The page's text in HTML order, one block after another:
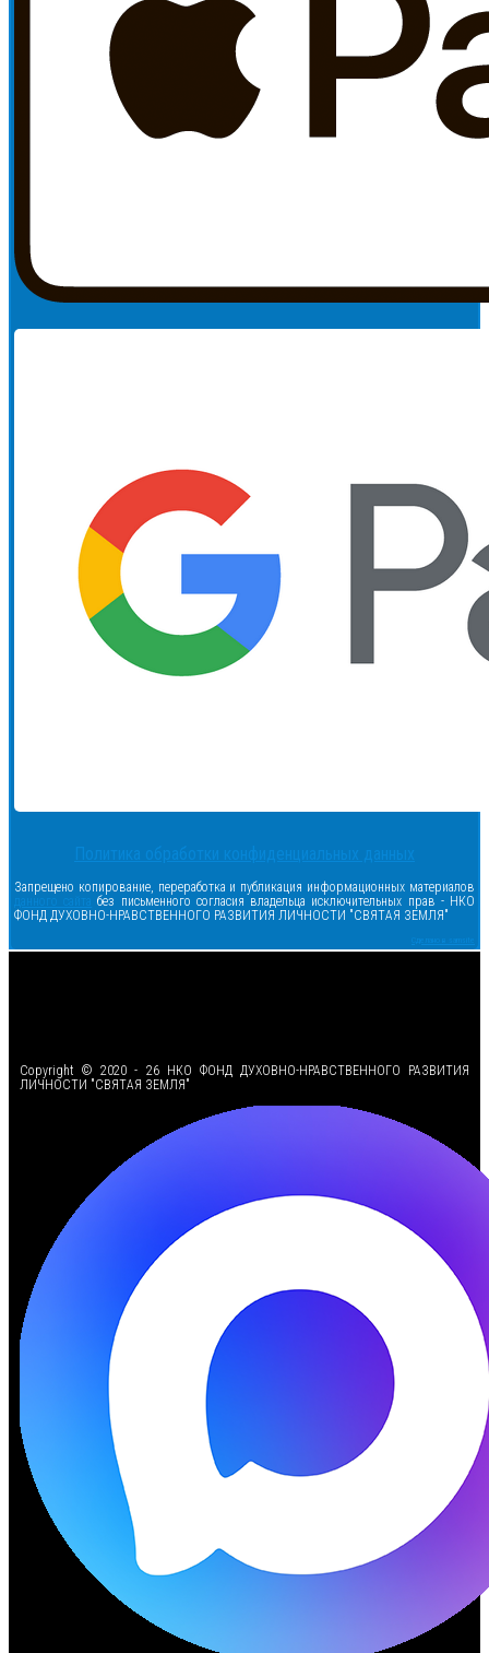
Политика обработки конфиденциальных данных
Запрещено копирование, переработка и публикация информационных материалов
данного сайта без письменного согласия владельца исключительных прав - НКО
ФОНД ДУХОВНО-НРАВСТВЕННОГО РАЗВИТИЯ ЛИЧНОСТИ "СВЯТАЯ ЗЕМЛЯ"
Сделано в samsite
Copyright © 2020 - 26 НКО ФОНД ДУХОВНО-НРАВСТВЕННОГО РАЗВИТИЯ
ЛИЧНОСТИ "СВЯТАЯ ЗЕМЛЯ"